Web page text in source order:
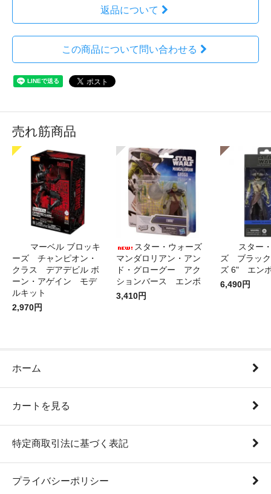
返品について
この商品について問い合わせる
売れ筋商品
マーベル ブロッキ
ーズ チャンピオン・
クラス デアデビル ボ
ーン・アゲイン モデ
ルキット
2,970円
スター・ウォーズ
マンダロリアン・アン
ド・グローグー アク
ションバース エンボ
3,410円
スター
ズ ブラック
ズ 6" エン
6,490円
ホーム
カートを見る
特定商取引法に基づく表記
プライバシーポリシー